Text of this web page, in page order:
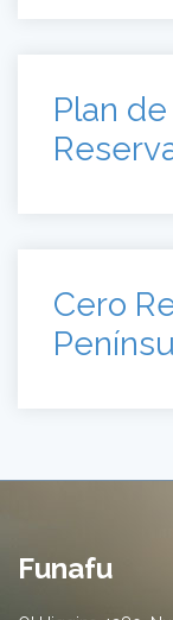
Plan
Cero
Funafu